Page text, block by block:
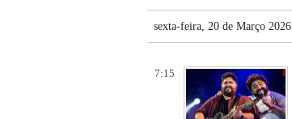
sexta-feira, 20 de Março 2026
7:15